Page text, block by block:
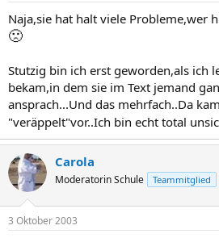
Naja,sie hat halt viele Probleme,wer
🙁
Stutzig bin ich erst geworden,als ich
bekam,in dem sie im Text jemand
ansprach...Und das mehrfach..Da
"veräppelt"vor..Ich bin echt total
Carola
Moderatorin Schule Teammitglied
3 Oktober 2003